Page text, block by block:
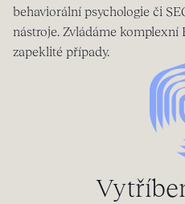
behaviorální psychologie či
nástroje. Zvládáme komplexní
zapeklité případy.